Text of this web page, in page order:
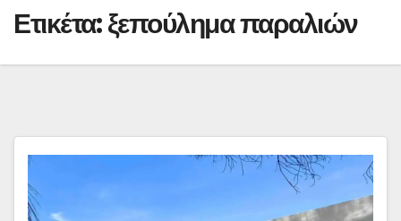
Ετικέτα:ξεπούλημα παραλιών